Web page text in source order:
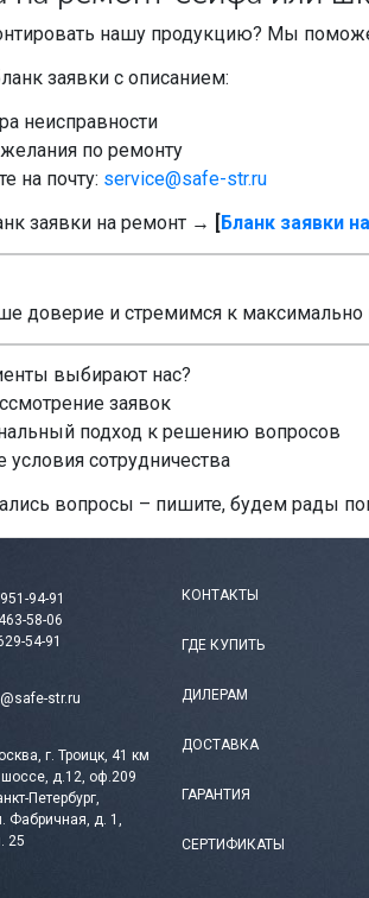
нашу продукцию? Мы
заявки с описанием:
неисправности
по ремонту
на почту: service@safe-str.ru
заявки на ремонт → [Бланк заявки
доверие и стремимся к максимально
выбирают нас?
заявок
подход к решению вопросов
условия сотрудничества
вопросы – пишите, будем рады
94-91
58-06
54-91
str.ru
г. Троицк, 41 км
д.12, оф.209
Петербург,
Фабричная, д. 1,
25
КОНТАКТЫ
ГДЕ КУПИТЬ
ДИЛЕРАМ
ДОСТАВКА
ГАРАНТИЯ
СЕРТИФИКАТЫ